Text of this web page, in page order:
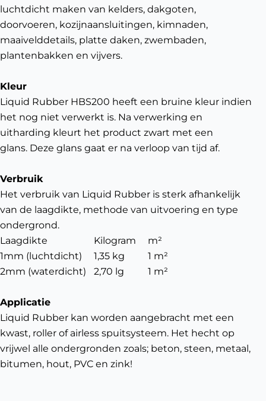
luchtdicht maken van kelders, dakgoten,
doorvoeren, kozijnaansluitingen, kimnaden,
maaivelddetails, platte daken, zwembaden,
plantenbakken en vijvers.
Kleur
Liquid Rubber HBS200 heeft een bruine kleur indien
het nog niet verwerkt is. Na verwerking en
uitharding kleurt het product zwart met een
glans. Deze glans gaat er na verloop van tijd af.
Verbruik
Het verbruik van Liquid Rubber is sterk afhankelijk
van de laagdikte, methode van uitvoering en type
ondergrond.
Laagdikte
Kilogram m²
1mm (luchtdicht) 1,35 kg
1 m²
2mm (waterdicht)
2,70 lg 1 m²
Applicatie
Liquid Rubber kan worden aangebracht met een
kwast, roller of airless spuitsysteem. Het hecht op
vrijwel alle ondergronden zoals; beton, steen, metaal,
bitumen, hout, PVC en zink!